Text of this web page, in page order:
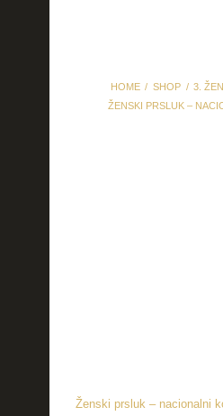
HOME SHOP
3.
ŽENSKI PRSLUK –
Ženski prsluk – nacionalni